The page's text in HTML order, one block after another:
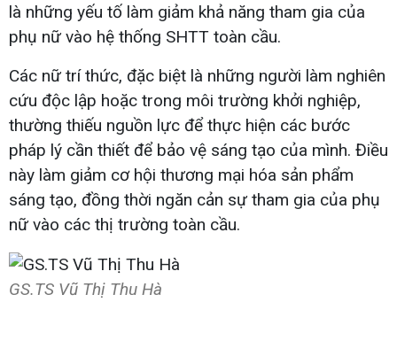
là những yếu tố làm giảm khả năng tham gia của
phụ nữ vào hệ thống SHTT toàn cầu.
Các nữ trí thức, đặc biệt là những người làm nghiên
cứu độc lập hoặc trong môi trường khởi nghiệp,
thường thiếu nguồn lực để thực hiện các bước
pháp lý cần thiết để bảo vệ sáng tạo của mình. Điều
này làm giảm cơ hội thương mại hóa sản phẩm
sáng tạo, đồng thời ngăn cản sự tham gia của phụ
nữ vào các thị trường toàn cầu.
GS.TS Vũ Thị Thu Hà